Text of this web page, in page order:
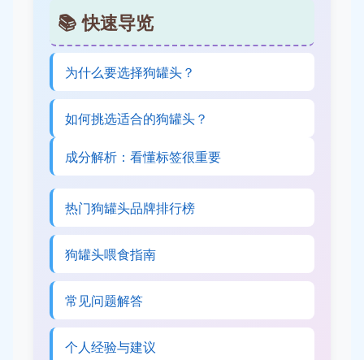
📚 快速导览
为什么要选择狗罐头？
如何挑选适合的狗罐头？
成分解析：看懂标签很重要
热门狗罐头品牌排行榜
狗罐头喂食指南
常见问题解答
个人经验与建议